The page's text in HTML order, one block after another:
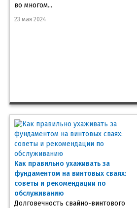
во многом...
23 мая 2024
Как правильно ухаживать за
фундаментом на винтовых сваях:
советы и рекомендации по
обслуживанию
Долговечность свайно-винтового